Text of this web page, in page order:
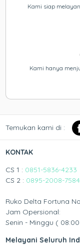
Kami siap
Kami hanya
Temukan kami di :
KONTAK
CS 1 : 0851-5836-4233
CS 2 : 0895-2008-7584
Ruko Delta Fortuna
Jam Opersional:
Senin - Minggu (
Melayani Seluruh